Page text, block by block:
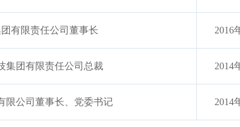
有限责任公司董事长 2016
集团有限责任公司总裁 2014
限公司董事长、党委书记 2014